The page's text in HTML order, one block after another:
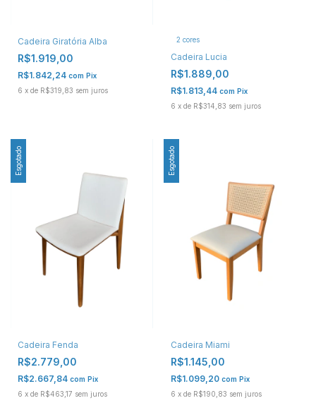
Cadeira Giratória Alba
R$1.919,00
R$1.842,24 com Pix
6 x de R$319,83 sem juros
2 cores
Cadeira Lucia
R$1.889,00
R$1.813,44 com Pix
6 x de R$314,83 sem juros
Esgotado
Cadeira Fenda
R$2.779,00
R$2.667,84 com Pix
6 x de R$463,17 sem juros
Esgotado
Cadeira Miami
R$1.145,00
R$1.099,20 com Pix
6 x de R$190,83 sem juros